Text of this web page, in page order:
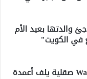
والدتها بعيد الأم
في الكويت"
Watch: Mount etna in صقلية يلف أعمدة